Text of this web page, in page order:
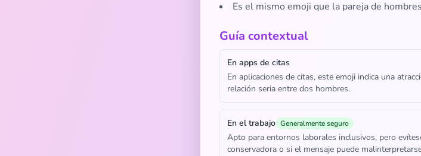
Es el mismo emoji que la pareja de
Guía contextual
En apps de citas
En aplicaciones de citas, este emoji indica una
relación seria entre dos hombres.
En el trabajo Generalmente seguro
Apto para entornos laborales inclusivos, pero
conservadora o si el mensaje puede